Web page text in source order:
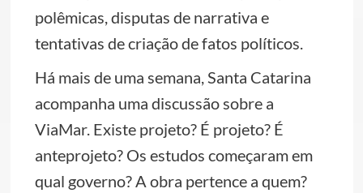
polêmicas, disputas de narrativa e
tentativas de criação de fatos políticos.
Há mais de uma semana, Santa Catarina
acompanha uma discussão sobre a
ViaMar. Existe projeto? É projeto? É
anteprojeto? Os estudos começaram em
qual governo? A obra pertence a quem?